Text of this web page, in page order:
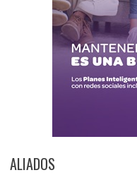
ALIADOS